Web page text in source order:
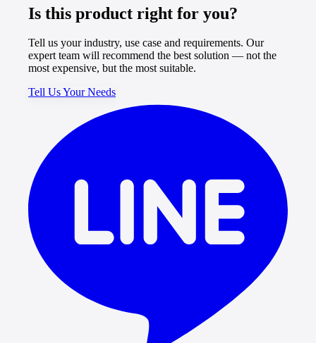
Is this product right for you?
Tell us your industry, use case and requirements. Our
expert team will recommend the best solution — not the
most expensive, but the most suitable.
Tell Us Your Needs